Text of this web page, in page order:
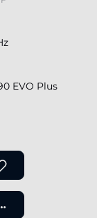
EVO Plus